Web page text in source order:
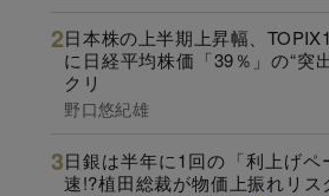
日本株の上半期上昇幅、
に日経平均株価「39％」の“突
クリ
野口悠紀雄
日銀は半年に1回の「利上げペ
速!?植田総裁が物価上振れリス